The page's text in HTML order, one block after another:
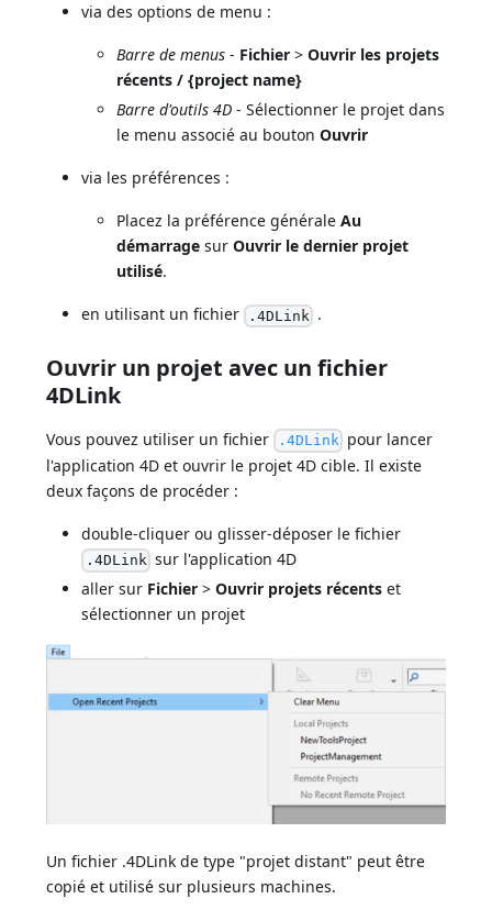
via des options de menu :
Barre de menus - Fichier >Ouvrir les projets
récents / {project name}
Barre d'outils 4D - Sélectionner le projet dans
le menu associé au boutonOuvrir
via les préférences :
Placez la préférence généraleAu
démarrage surOuvrir le dernier projet
utilisé.
en utilisant un fichier .4DLink .
Ouvrir un projet avec un fichier
4DLink
Vous pouvez utiliser un fichier .4DLink pour lancer
l'application 4D et ouvrir le projet 4D cible. Il existe
deux façons de procéder :
double-cliquer ou glisser-déposer le fichier
.4DLink sur l'application 4D
aller sur Fichier >Ouvrir projets récents et
sélectionner un projet
Un fichier .4DLink de type "projet distant" peut être
copié et utilisé sur plusieurs machines.